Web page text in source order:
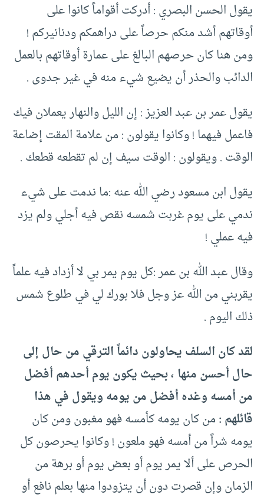
يقول الحسن البصري : أدركت أقواماً كانوا على
أوقاتهم أشد منكم حرصاً على دراهمكم ودنانيركم !
ومن هنا كان حرصهم البالغ على عمارة أوقاتهم بالعمل
الدائب والحذر أن يضيع شيء منه في غير جدوى .
يقول عمر بن عبد العزيز : إن الليل والنهار يعملان فيك
فاعمل فيهما ! وكانوا يقولون : من علامة المقت إضاعة
الوقت . ويقولون : الوقت سيف إن لم تقطعه قطعك .
يقول ابن مسعود رضي الله عنه :ما ندمت على شيء
ندمي على يوم غربت شمسه نقص فيه أجلي ولم يزد
فيه عملي !
وقال عبد الله بن عمر :كل يوم يمر بي لا أزداد فيه علماً
يقربني من الله عز وجل فلا بورك لي في طلوع شمس
ذلك اليوم .
لقد كان السلف يحاولون دائماً الترقي من حال إلى
حال أحسن منها ، بحيث يكون يوم أحدهم أفضل
من أمسه وغده أفضل من يومه ويقول في هذا
قائلهم :من كان يومه كأمسه فهو مغبون ومن كان
يومه شراً من أمسه فهو ملعون ! وكانوا يحرصون كل
الحرص على ألا يمر يوم أو بعض يوم أو برهة من
الزمان وإن قصرت دون أن يتزودوا منها بعلم نافع أو